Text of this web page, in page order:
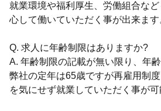
就業環境や福利厚生、労働組合な
心して働いていただく事が出来ます
Q. 求人に年齢制限はありますか?
A. 年齢制限の記載が無い限り、年齢
弊社の定年は65歳ですが再雇用制
を気にせず就業していただく事が可